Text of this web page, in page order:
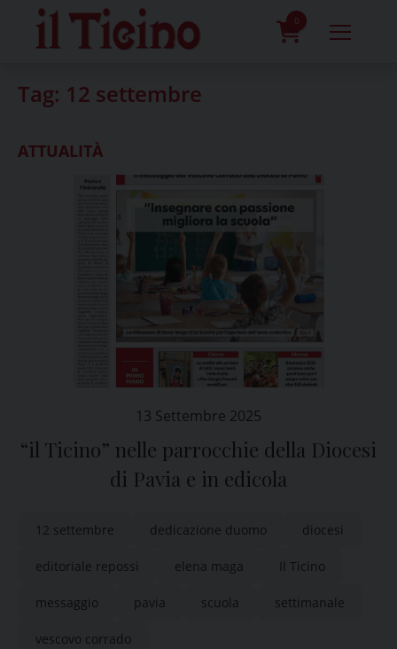
content
0
Tag: 12 settembre
ATTUALITÀ
13 Settembre 2025
“il Ticino” nelle parrocchie della Diocesi
di Pavia e in edicola
12 settembre dedicazione duomo diocesi
editoriale repossi elena maga Il Ticino
messaggio pavia scuola settimanale
vescovo corrado